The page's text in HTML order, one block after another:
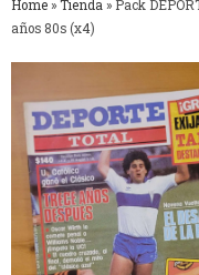
Home » Tienda » Pack
años 80s (x4)